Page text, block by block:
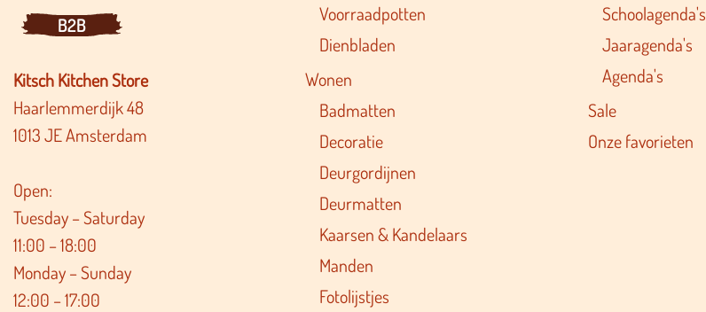
B2B
Kitsch Kitchen Store
Haarlemmerdijk 48
1013 JE Amsterdam
Open:
Tuesday – Saturday
11:00 – 18:00
Monday – Sunday
12:00 – 17:00
Voorraadpotten
Dienbladen
Wonen
Badmatten
Decoratie
Deurgordijnen
Deurmatten
Kaarsen & Kandelaars
Manden
Fotolijstjes
Schoolagenda's
Jaaragenda's
Agenda's
Sale
Onze favorieten